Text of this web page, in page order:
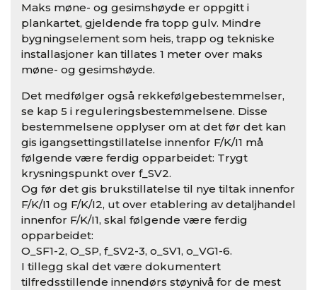
Maks møne- og gesimshøyde er oppgitt i
plankartet, gjeldende fra topp gulv. Mindre
bygningselement som heis, trapp og tekniske
installasjoner kan tillates 1 meter over maks
møne- og gesimshøyde.
Det medfølger også rekkefølgebestemmelser,
se kap 5 i reguleringsbestemmelsene. Disse
bestemmelsene opplyser om at det før det kan
gis igangsettingstillatelse innenfor F/K/I1 må
følgende være ferdig opparbeidet: Trygt
krysningspunkt over f_SV2.
Og før det gis brukstillatelse til nye tiltak innenfor
F/K/I1 og F/K/I2, ut over etablering av detaljhandel
innenfor F/K/I1, skal følgende være ferdig
opparbeidet:
O_SF1-2, O_SP, f_SV2-3, o_SV1, o_VG1-6.
I tillegg skal det være dokumentert
tilfredsstillende innendørs støynivå for de mest